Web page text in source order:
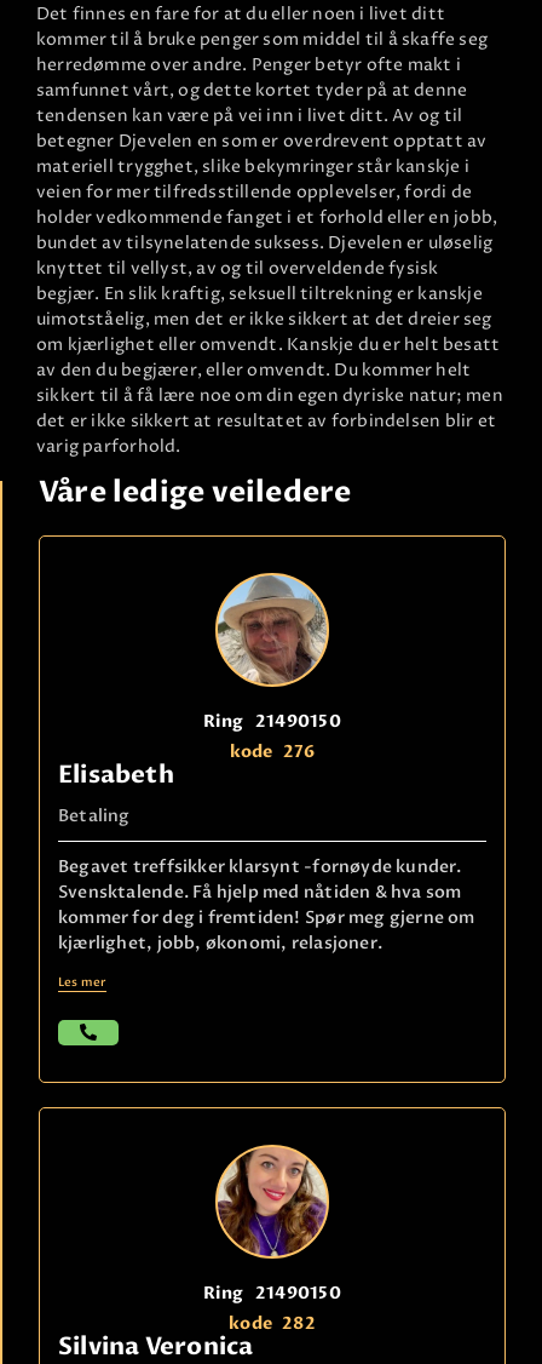
Det finnes en fare for at du eller noen i livet ditt
kommer til å bruke penger som middel til å skaffe seg
herredømme over andre. Penger betyr ofte makt i
samfunnet vårt, og dette kortet tyder på at denne
tendensen kan være på vei inn i livet ditt. Av og til
betegner Djevelen en som er overdrevent opptatt av
materiell trygghet, slike bekymringer står kanskje i
veien for mer tilfredsstillende opplevelser, fordi de
holder vedkommende fanget i et forhold eller en jobb,
bundet av tilsynelatende suksess. Djevelen er uløselig
knyttet til vellyst, av og til overveldende fysisk
begjær. En slik kraftig, seksuell tiltrekning er kanskje
uimotståelig, men det er ikke sikkert at det dreier seg
om kjærlighet eller omvendt. Kanskje du er helt besatt
av den du begjærer, eller omvendt. Du kommer helt
sikkert til å få lære noe om din egen dyriske natur; men
det er ikke sikkert at resultatet av forbindelsen blir et
varig parforhold.
Våre ledige veiledere
Ring 21490150
kode 276
Elisabeth
Betaling
Begavet treffsikker klarsynt -fornøyde kunder.
Svensktalende. Få hjelp med nåtiden & hva som
kommer for deg i fremtiden! Spør meg gjerne om
kjærlighet, jobb, økonomi, relasjoner.
Les mer
Ring 21490150
kode 282
Silvina Veronica